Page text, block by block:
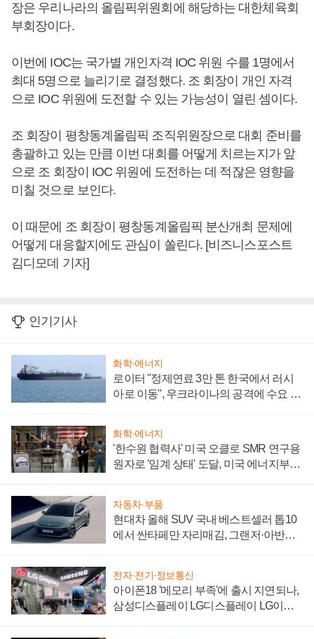
장은 우리나라의 올림픽위원회에 해당하는 대한체육회
부회장이다.
이번에 IOC는 국가별 개인자격 IOC 위원 수를 1명에서
최대 5명으로 늘리기로 결정했다. 조 회장이 개인 자격
으로 IOC 위원에 도전할 수 있는 가능성이 열린 셈이다.
조 회장이 평창동계올림픽 조직위원장으로 대회 준비를
총괄하고 있는 만큼 이번 대회를 어떻게 치르는지가 앞
으로 조 회장이 IOC 위원에 도전하는 데 적잖은 영향을
미칠 것으로 보인다.
이 때문에 조 회장이 평창동계올림픽 분산개최 문제에
어떻게 대응할지에도 관심이 쏠린다. [비즈니스포스트
김디모데 기자]
인기기사
화학·에너지
로이터 "정제연료 3만 톤 한국에서 러시
아로 이동", 우크라이나의 공격에 수요 늘
화학·에너지
'한수원 협력사' 미국 오클로 SMR 연구용
원자로 '임계 상태' 도달, 미국 에너지부
자동차·부품
현대차 올해 SUV 국내 베스트셀러 톱10
에서 싼타페만 자리매김, 그랜저·아반떼
전자·전기·정보통신
아이폰18 '메모리 부족'에 출시 지연되나,
삼성디스플레이 LG디스플레이 LG이노